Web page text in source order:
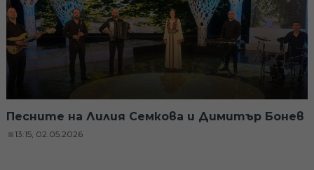
Песните на Лилия Семкова и Димитър Бонев
13:15, 02.05.2026